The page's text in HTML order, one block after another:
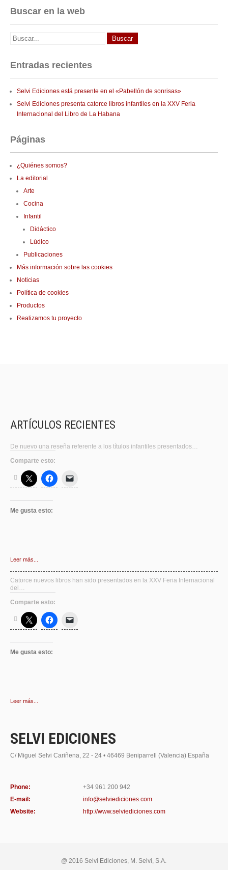
Buscar en la web
Entradas recientes
Selvi Ediciones está presente en el «Pabellón de sonrisas»
Selvi Ediciones presenta catorce libros infantiles en la XXV Feria
Internacional del Libro de La Habana
Páginas
¿Quiénes somos?
La editorial
Arte
Cocina
Infantil
Didáctico
Lúdico
Publicaciones
Más información sobre las cookies
Noticias
Política de cookies
Productos
Realizamos tu proyecto
ARTÍCULOS RECIENTES
De nuevo una reseña referente a los títulos infantiles presentados…
Comparte esto:
Me gusta esto:
Leer más...
Catorce nuevos libros han sido presentados en la XXV Feria Internacional
del…
Comparte esto:
Me gusta esto:
Leer más...
SELVI EDICIONES
C/ Miguel Selvi Cariñena, 22 - 24 • 46469 Beniparrell (Valencia) España
Phone:
+34 961 200 942
E-mail:
info@selviediciones.com
Website:
http://www.selviediciones.com
@ 2016 Selvi Ediciones, M. Selvi, S.A.